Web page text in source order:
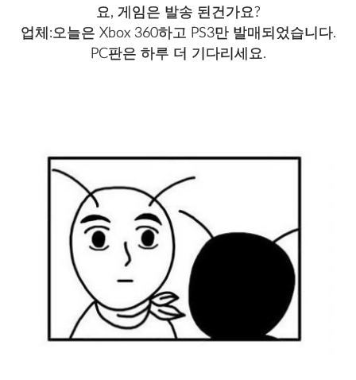
요, 게임은 발송 된건가요?
업체:오늘은 Xbox 360하고 PS3만 발매되었습니다.
PC판은 하루 더 기다리세요.